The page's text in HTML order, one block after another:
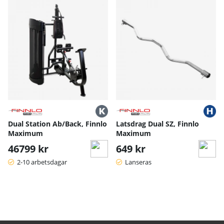
Dual Station Ab/Back, Finnlo
Maximum
46799 kr
2-10 arbetsdagar
Latsdrag Dual SZ, Finnlo
Maximum
649 kr
Lanseras